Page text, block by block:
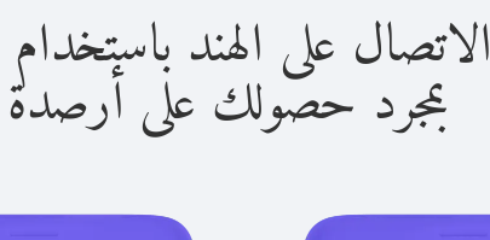
الاتصال على الهند باستخدام Viber Out سهل للغاية.
بمجرد حصولك على أرصدة Viber Out، يمكنك: